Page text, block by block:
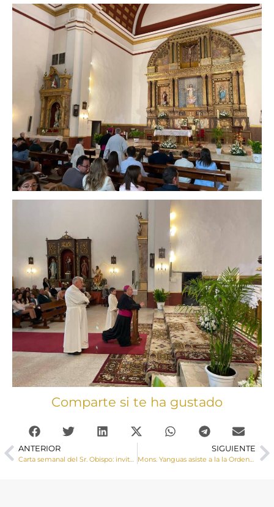
Comparte si te ha gustado
ANTERIOR
Carta semanal del Sr. Obispo: invito a todos a elevar nuestra oración a Dios para que guie a los Cardenales electores en sus tareas, y disponga a todos a recibir con fe a quien sea llamado a ser el sucesor de Pedro
SIGUIENTE
Mons. Yanguas asiste a la la Ordenación Episcopal e inicio del ministerio de D. Ángel Román como nuevo obispo de Albacete